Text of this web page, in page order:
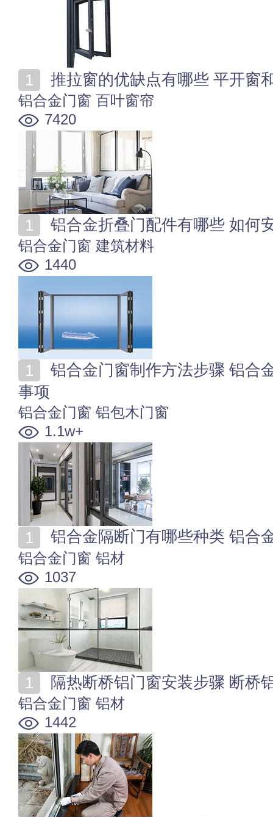
推拉窗的优缺点有哪些 平开窗
铝合金门窗 百叶窗帘
7420
铝合金折叠门配件有哪些 如何
铝合金门窗 建筑材料
1440
事项
铝合金门窗 铝包木门窗
1.1w+
铝合金隔断门有哪些种类 铝合
铝合金门窗 铝材
1037
隔热断桥铝门窗安装步骤 断桥
铝合金门窗 铝材
1442